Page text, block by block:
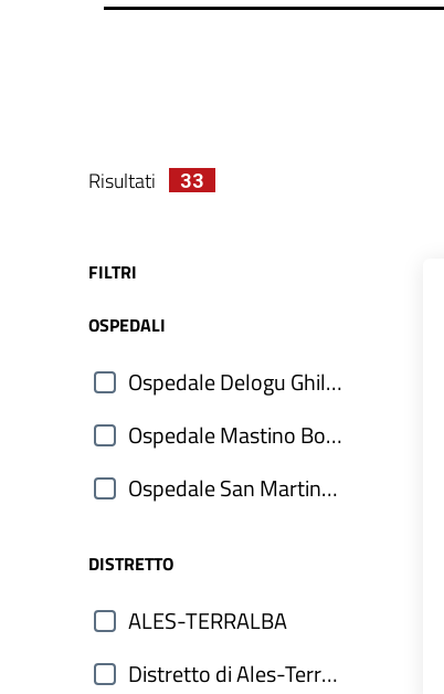
Risultati 33
FILTRI
OSPEDALI
Ospedale Delogu Ghilarza
Ospedale Mastino Bosa
Ospedale San Martino Oristano
DISTRETTO
ALES-TERRALBA
Distretto di Ales-Terralba